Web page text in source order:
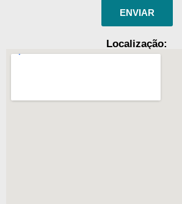
ENVIAR
Localização: